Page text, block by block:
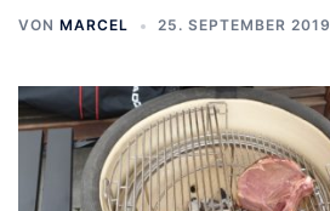
VON MARCEL 25. SEPTEMBER 2019